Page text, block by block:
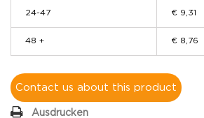
24-47 € 9,31
48 + € 8,76
Contact us about this product
Ausdrucken